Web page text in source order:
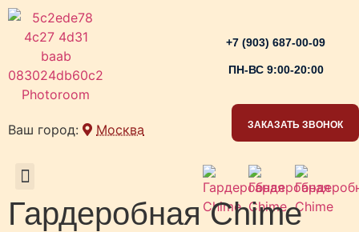
+7 (903) 687-00-09
ПН-ВС 9:00-20:00
Ваш город: Москва ЗАКАЗАТЬ ЗВОНОК
Гардеробная Chime